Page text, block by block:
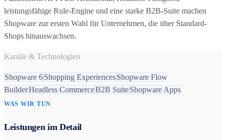
leistungsfähige Rule-Engine und eine starke B2B-Suite machen
Shopware zur ersten Wahl für Unternehmen, die über Standard-
Shops hinauswachsen.
Kanäle & Technologien
Shopware 6Shopping ExperiencesShopware Flow
BuilderHeadless CommerceB2B SuiteShopware Apps
WAS WIR TUN
Leistungen im Detail